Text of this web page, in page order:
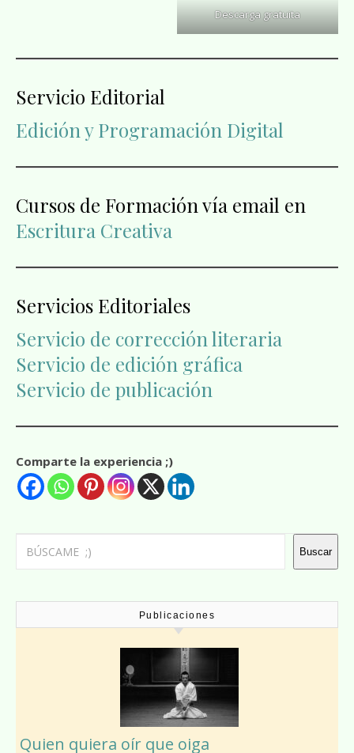
Descarga gratuita
Servicio Editorial
Edición y Programación Digital
Cursos de Formación vía email en
Escritura Creativa
Servicios Editoriales
Servicio de corrección literaria
Servicio de edición gráfica
Servicio de publicación
Comparte la experiencia ;)
Buscar
Buscar
Publicaciones
Quien quiera oír que oiga